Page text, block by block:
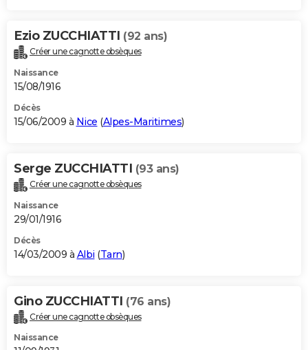
Ezio ZUCCHIATTI (92 ans)
Créer une cagnotte obsèques
Naissance
15/08/1916
Décès
15/06/2009 à Nice (Alpes-Maritimes)
Serge ZUCCHIATTI (93 ans)
Créer une cagnotte obsèques
Naissance
29/01/1916
Décès
14/03/2009 à Albi (Tarn)
Gino ZUCCHIATTI (76 ans)
Créer une cagnotte obsèques
Naissance